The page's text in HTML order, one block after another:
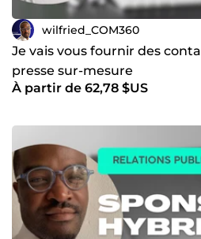
wilfried_COM360
Je vais vous fournir des
presse sur-mesure
À partir de 62,78 $US